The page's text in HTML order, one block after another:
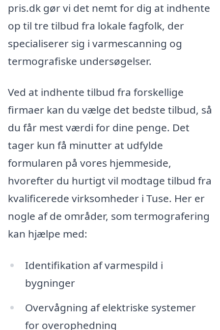
pris.dk gør vi det nemt for dig at indhente
op til tre tilbud fra lokale fagfolk, der
specialiserer sig i varmescanning og
termografiske undersøgelser.
Ved at indhente tilbud fra forskellige
firmaer kan du vælge det bedste tilbud, så
du får mest værdi for dine penge. Det
tager kun få minutter at udfylde
formularen på vores hjemmeside,
hvorefter du hurtigt vil modtage tilbud fra
kvalificerede virksomheder i Tuse. Her er
nogle af de områder, som termografering
kan hjælpe med:
Identifikation af varmespild i
bygninger
Overvågning af elektriske systemer
for overophedning